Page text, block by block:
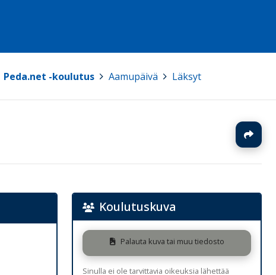
Peda.net -koulutus Aamupäivä Läksyt
Koulutuskuva
Palauta kuva tai muu tiedosto
Sinulla ei ole tarvittavia oikeuksia lähettää